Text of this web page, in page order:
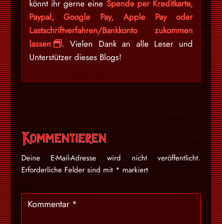
könnt ihr gerne eineSpende per Kreditkarte,
Paypal, Google Pay, Apple Pay oder
Lastschriftverfahren/Bankkonto zukommen
lassen
. Vielen Dank an alle Leser und
Unterstützer dieses Blogs!
Kommentieren
Deine E-Mail-Adresse wird nicht veröffentlicht.
Erforderliche Felder sind mit*markiert